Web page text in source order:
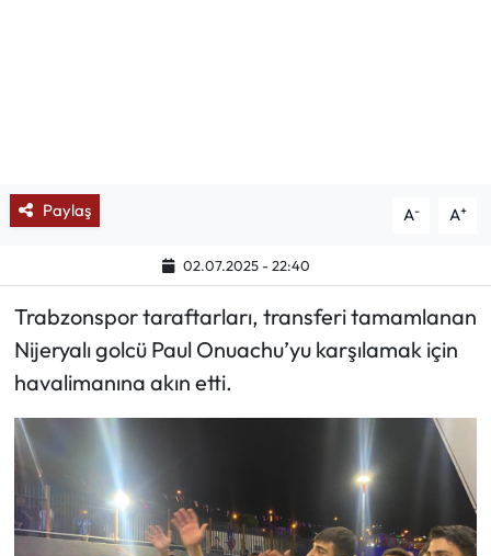
Paylaş A- A+
02.07.2025 - 22:40
Trabzonspor taraftarları, transferi tamamlanan
Nijeryalı golcü Paul Onuachu’yu karşılamak için
havalimanına akın etti.
Mektup Galeri
Sağlık
Turizm
Teknoloji